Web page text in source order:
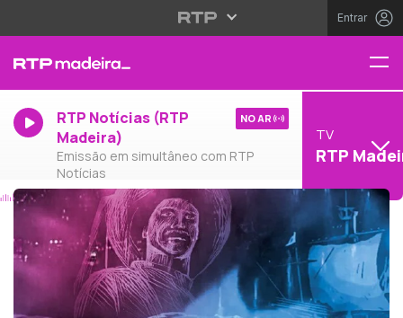
Entrar
RTP Notícias (RTP
Madeira)
Emissão em simultâneo com RTP
Notícias
NO AR
TV
RTP